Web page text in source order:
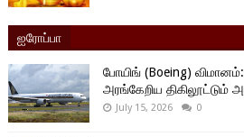
ஐரோப்பா
போயிங் (Boeing) விமானம்:
அரங்கேறிய
July 15, 2026 0